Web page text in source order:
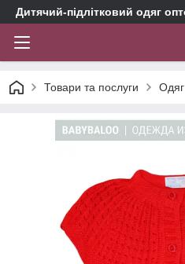
Дитячий-підлітковий одяг
Товари та послуги Одяг